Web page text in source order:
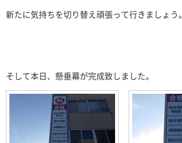
新たに気持ちを切り替え頑張って行きましょう。
そして本日、懸垂幕が完成致しました。